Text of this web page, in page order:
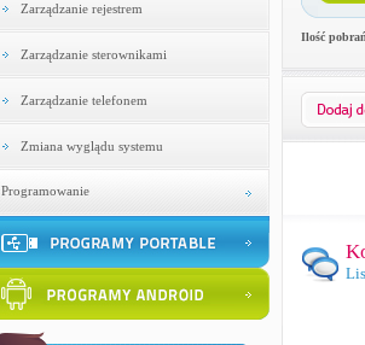
Zarządzanie rejestrem
Zarządzanie sterownikami
Zarządzanie telefonem
Zmiana wyglądu systemu
Programowanie
Ilość